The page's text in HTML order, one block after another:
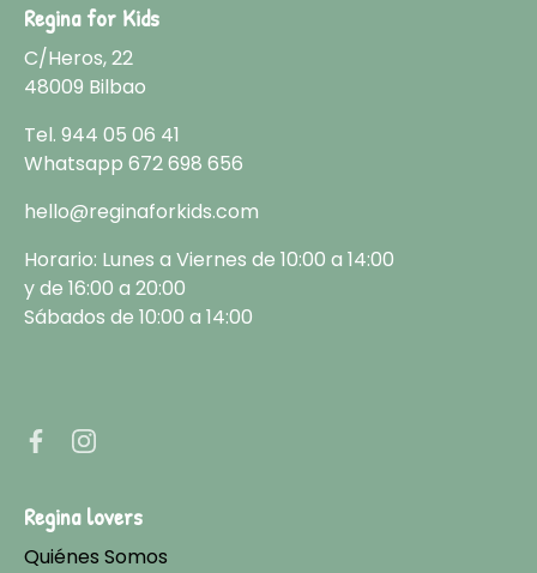
Regina for Kids
C/Heros, 22
48009 Bilbao
Tel. 944 05 06 41
Whatsapp 672 698 656
hello@reginaforkids.com
Horario: Lunes a Viernes de 10:00 a 14:00
y de 16:00 a 20:00
Sábados de 10:00 a 14:00
Regina lovers
Quiénes Somos